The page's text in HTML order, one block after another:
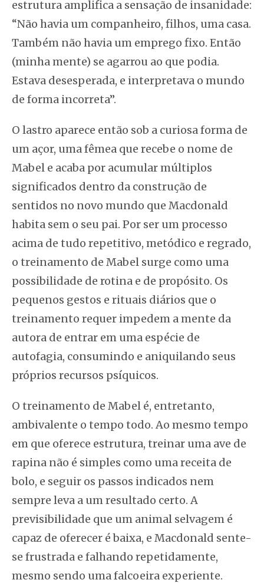
estrutura amplifica a sensação de insanidade:
“Não havia um companheiro, filhos, uma casa.
Também não havia um emprego fixo. Então
(minha mente) se agarrou ao que podia.
Estava desesperada, e interpretava o mundo
de forma incorreta”.
O lastro aparece então sob a curiosa forma de
um açor, uma fêmea que recebe o nome de
Mabel e acaba por acumular múltiplos
significados dentro da construção de
sentidos no novo mundo que Macdonald
habita sem o seu pai. Por ser um processo
acima de tudo repetitivo, metódico e regrado,
o treinamento de Mabel surge como uma
possibilidade de rotina e de propósito. Os
pequenos gestos e rituais diários que o
treinamento requer impedem a mente da
autora de entrar em uma espécie de
autofagia, consumindo e aniquilando seus
próprios recursos psíquicos.
O treinamento de Mabel é, entretanto,
ambivalente o tempo todo. Ao mesmo tempo
em que oferece estrutura, treinar uma ave de
rapina não é simples como uma receita de
bolo, e seguir os passos indicados nem
sempre leva a um resultado certo. A
previsibilidade que um animal selvagem é
capaz de oferecer é baixa, e Macdonald sente-
se frustrada e falhando repetidamente,
mesmo sendo uma falcoeira experiente.